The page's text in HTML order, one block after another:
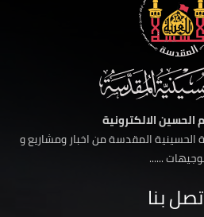
الحسين الالكترونية
الحسينية المقدسة من اخبار ومشاريع و
......
بنا